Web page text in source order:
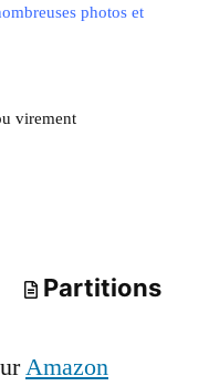
photos et
virement
Partitions
Amazon